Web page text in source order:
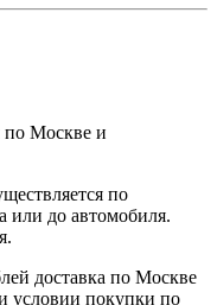
по Москве и
по
или до автомобиля.
доставка по Москве
условии покупки по